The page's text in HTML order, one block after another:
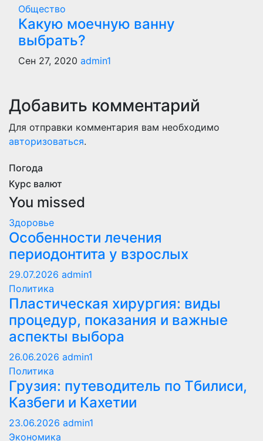
Общество
Какую моечную ванну
выбрать?
Сен 27, 2020 admin1
Добавить комментарий
Для отправки комментария вам необходимо
авторизоваться.
Погода
Курс валют
You missed
Здоровье
Особенности лечения
периодонтита у взрослых
29.07.2026 admin1
Политика
Пластическая хирургия: виды
процедур, показания и важные
аспекты выбора
26.06.2026 admin1
Политика
Грузия: путеводитель по Тбилиси,
Казбеги и Кахетии
23.06.2026 admin1
Экономика